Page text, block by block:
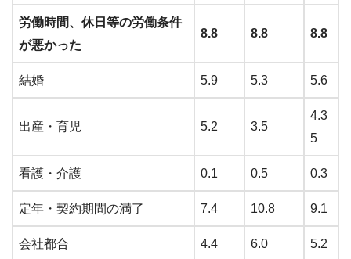
労働時間、休日等の労働条件
が悪かった
8.8 8.8 8.8
結婚 5.9 5.3 5.6
出産・育児 5.2 3.5
4.3
5
看護・介護 0.1 0.5 0.3
定年・契約期間の満了 7.4 10.8 9.1
会社都合 4.4 6.0 5.2